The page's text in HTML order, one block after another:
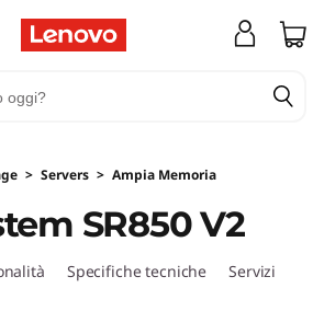
principale
> Servers > Ampia Memoria
SR850 V2
Specifiche tecniche Servizi